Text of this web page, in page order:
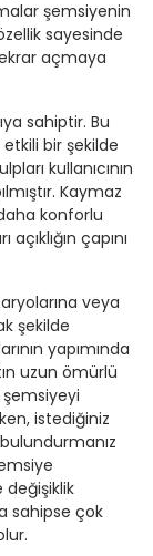
şemsiyenin
sayesinde
açmaya
sahiptir. Bu
bir şekilde
kullanıcının
Kaymaz
konforlu
çapını
veya
şekilde
yapımında
uzun ömürlü
şemsiyeyi
istediğiniz
değişiklik
sahipse çok